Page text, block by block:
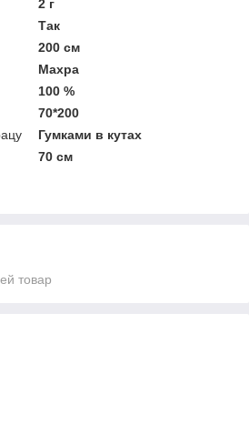
2 г
Так
200 см
Махра
100 %
70*200
Гумками в кутах
70 см
товар